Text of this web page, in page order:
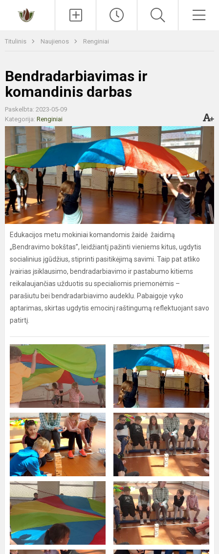
Titulinis Naujienos Renginiai
Bendradarbiavimas ir
komandinis darbas
Paskelbta: 2023-05-09
Kategorija: Renginiai
Edukacijos metu mokiniai komandomis žaidė žaidimą
„Bendravimo bokštas”, leidžiantį pažinti vieniems kitus, ugdytis
socialinius įgūdžius, stiprinti pasitikėjimą savimi. Taip pat atliko
įvairias įsiklausimo, bendradarbiavimo ir pastabumo kitiems
reikalaujančias užduotis su specialiomis priemonėmis –
parašiutu bei bendradarbiavimo audeklu. Pabaigoje vyko
aptarimas, skirtas ugdytis emocinį raštingumą reflektuojant savo
patirtį.